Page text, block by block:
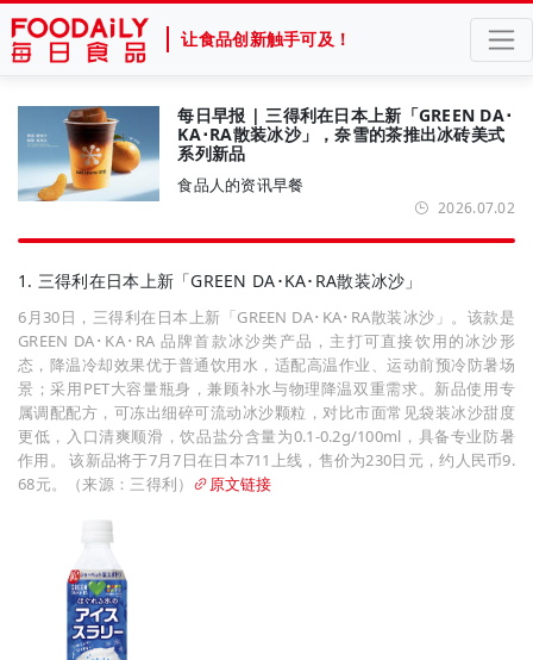
让食品创新触手可及！
每日早报 | 三得利在日本上新「GREEN DA･
KA･RA散装冰沙」，奈雪的茶推出冰砖美式
系列新品
食品人的资讯早餐
2026.07.02
1. 三得利在日本上新「GREEN DA･KA･RA散装冰沙」
6月30日，三得利在日本上新「GREEN DA･KA･RA散装冰沙」。该款是
GREEN DA･KA･RA 品牌首款冰沙类产品，主打可直接饮用的冰沙形
态，降温冷却效果优于普通饮用水，适配高温作业、运动前预冷防暑场
景；采用PET大容量瓶身，兼顾补水与物理降温双重需求。新品使用专
属调配配方，可冻出细碎可流动冰沙颗粒，对比市面常见袋装冰沙甜度
更低，入口清爽顺滑，饮品盐分含量为0.1-0.2g/100ml，具备专业防暑
作用。 该新品将于7月7日在日本711上线，售价为230日元，约人民币9.
68元。（来源：三得利）
原文链接